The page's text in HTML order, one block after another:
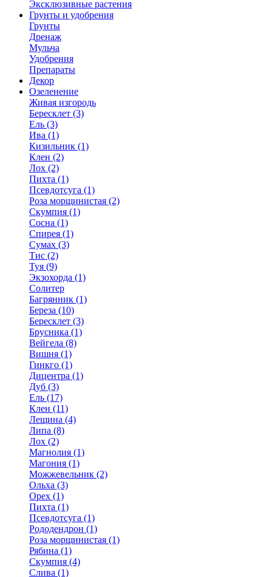
Эксклюзивные растения
Грунты и удобрения
Грунты
Дренаж
Мульча
Удобрения
Препараты
Декор
Озеленение
Живая изгородь
Бересклет (3)
Ель (3)
Ива (1)
Кизильник (1)
Клен (2)
Лох (2)
Пихта (1)
Псевдотсуга (1)
Роза морщинистая (2)
Скумпия (1)
Сосна (1)
Спирея (1)
Сумах (3)
Тис (2)
Туя (9)
Экзохорда (1)
Солитер
Багрянник (1)
Береза (10)
Бересклет (3)
Брусника (1)
Вейгела (8)
Вишня (1)
Гинкго (1)
Дицентра (1)
Дуб (3)
Ель (17)
Клен (11)
Лещина (4)
Липа (8)
Лох (2)
Магнолия (1)
Магония (1)
Можжевельник (2)
Ольха (3)
Орех (1)
Пихта (1)
Псевдотсуга (1)
Рододендрон (1)
Роза морщинистая (1)
Рябина (1)
Скумпия (4)
Слива (1)